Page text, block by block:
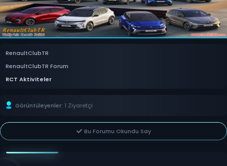
RenaultClubTR
RenaultClubTR Forum
RCT Aktiviteler
Görüntüleyenler: 1 Ziyaretçi
Bu Forumu Okundu Say